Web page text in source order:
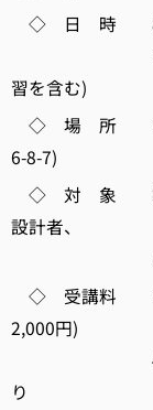
◇ 日 時 8月
13:30～
習を含む)
◇ 場 所 電子
6-8-7)
◇ 対 象 製品
設計者、
品質担
◇ 受講料 1回
2,000円)
4回以上受
り